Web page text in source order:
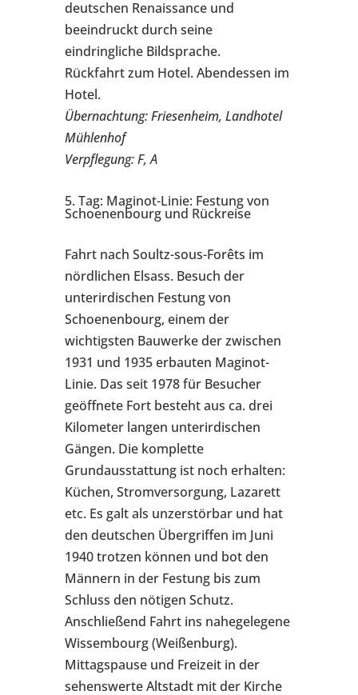
deutschen Renaissance und
beeindruckt durch seine
eindringliche Bildsprache.
Rückfahrt zum Hotel. Abendessen im
Hotel.
Übernachtung: Friesenheim, Landhotel
Mühlenhof
Verpflegung: F, A
5. Tag: Maginot-Linie: Festung von
Schoenenbourg und Rückreise
Fahrt nach Soultz-sous-Forêts im
nördlichen Elsass. Besuch der
unterirdischen Festung von
Schoenenbourg, einem der
wichtigsten Bauwerke der zwischen
1931 und 1935 erbauten Maginot-
Linie. Das seit 1978 für Besucher
geöffnete Fort besteht aus ca. drei
Kilometer langen unterirdischen
Gängen. Die komplette
Grundausstattung ist noch erhalten:
Küchen, Stromversorgung, Lazarett
etc. Es galt als unzerstörbar und hat
den deutschen Übergriffen im Juni
1940 trotzen können und bot den
Männern in der Festung bis zum
Schluss den nötigen Schutz.
Anschließend Fahrt ins nahegelegene
Wissembourg (Weißenburg).
Mittagspause und Freizeit in der
sehenswerte Altstadt mit der Kirche